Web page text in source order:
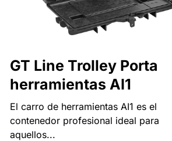
GT Line Trolley Porta
herramientas AI1
El carro de herramientas AI1 es el
contenedor profesional ideal para
aquellos...